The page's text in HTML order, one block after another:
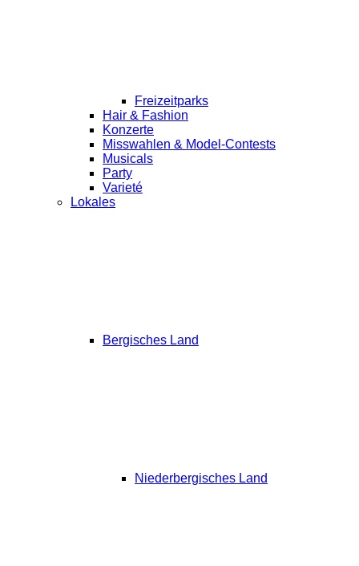
Freizeitparks
Hair & Fashion
Konzerte
Misswahlen & Model-Contests
Musicals
Party
Varieté
Lokales
Bergisches Land
Niederbergisches Land